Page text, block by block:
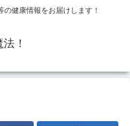
健康情報をお届けします！
！